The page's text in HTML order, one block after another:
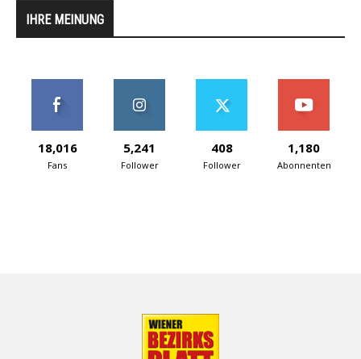
IHRE MEINUNG
18,016
Fans
5,241
Follower
408
Follower
1,180
Abonnenten